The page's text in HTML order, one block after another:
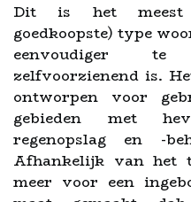
Dit is het meest
goedkoopste) type
eenvoudiger
zelfvoorzienend is.
ontworpen voor
gebieden met
regenopslag en -
Afhankelijk van het
meer voor een